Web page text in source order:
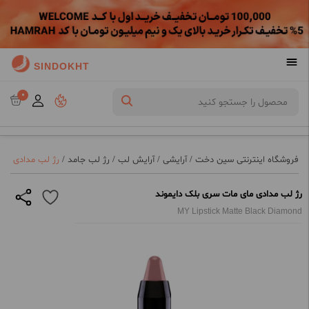
SINDOKHT
0
فروشگاه اینترنتی سین دخت / آرایشی / آرایش لب / رژ لب جامد / رژ لب مدادی
رژ لب مدادی مای مات سری بلک دایموند
MY Lipstick Matte Black Diamond